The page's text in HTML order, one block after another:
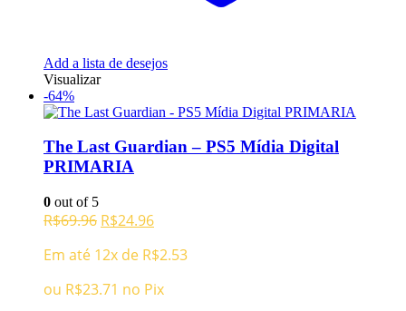
Add a lista de desejos
Visualizar
-64%
The Last Guardian – PS5 Mídia Digital
PRIMARIA
0 out of 5
R$69.96 O
original
era:
R$69.96.
R$24.96O
atual
é:
R$24.96.
Em até 12x de R$2.53
ou R$23.71 no Pix